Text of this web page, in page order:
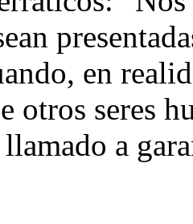
en
otros seres
llamado a